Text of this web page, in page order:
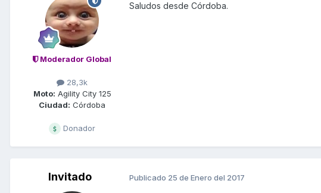
Moderador Global
28,3k
Moto: Agility City 125
Ciudad: Córdoba
Donador
Saludos desde Córdoba.
Invitado Publicado 25 de Enero del 2017